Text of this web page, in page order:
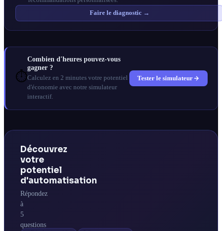
Faire le diagnostic →
⏱️
Combien d'heures pouvez-vous
gagner ?
Calculez en 2 minutes votre potentiel
d'économie avec notre simulateur
interactif.
Tester le simulateur
Découvrez
votre
potentiel
d'automatisation
Répondez
à
5
questions